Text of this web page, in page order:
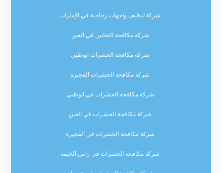
شركة تنظيف واجهات زجاجية في الإمارات
شركة مكافحة الثعابين في العين
شركة مكافحة الحشرات ابوظبي
شركة مكافحة الحشرات الفجيرة
شركة مكافحة الحشرات في ابوظبي
شركة مكافحة الحشرات في العين
شركة مكافحة الحشرات في الفجيرة
شركة مكافحة الحشرات في راس الخيمة